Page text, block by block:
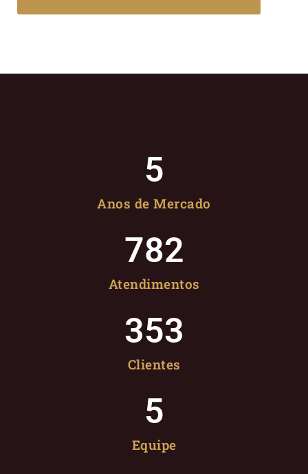
Anos de Mercado
5
Atendimentos
782
Clientes
353
Equipe
5